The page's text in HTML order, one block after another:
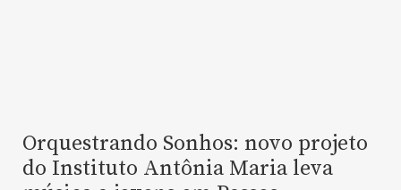
Orquestrando Sonhos: novo projeto
do Instituto Antônia Maria leva